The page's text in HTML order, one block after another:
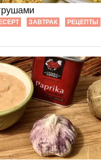
ЗАВТРАК
РЕЦЕПТЫ